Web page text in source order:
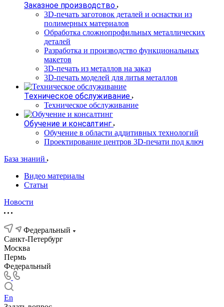
Заказное производство
3D-печать заготовок деталей и оснастки из
полимерных материалов
Обработка сложнопрофильных металлических
деталей
Разработка и производство функциональных
макетов
3D-печать из металлов на заказ
3D-печать моделей для литья металлов
Техническое обслуживание
Техническое обслуживание
Обучение и консалтинг
Обучение в области аддитивных технологий
Проектирование центров 3D-печати под ключ
База знаний
Видео материалы
Статьи
Новости
Федеральный
Санкт-Петербург
Москва
Пермь
Федеральный
En